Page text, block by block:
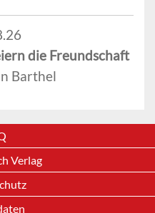
die Freundschaft
Barthel
Verlag